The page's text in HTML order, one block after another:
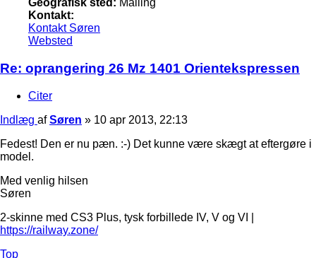
Geografisk sted: Malling
Kontakt:
Kontakt Søren
Websted
Re: oprangering 26 Mz 1401 Orientekspressen
Citer
Indlæg afSøren » 10 apr 2013, 22:13
Fedest! Den er nu pæn. :-) Det kunne være skægt at eftergøre i
model.
Med venlig hilsen
Søren
2-skinne med CS3 Plus, tysk forbillede IV, V og VI |
https://railway.zone/
Top